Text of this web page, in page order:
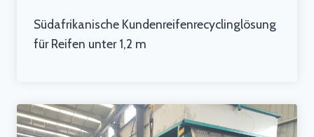
Südafrikanische Kundenreifenrecyclinglösung
für Reifen unter 1,2 m